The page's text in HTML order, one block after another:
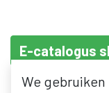
E-catalogus
We